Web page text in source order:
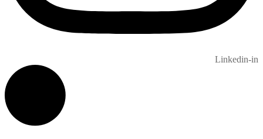
Linkedin-in